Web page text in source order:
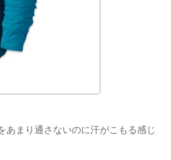
あまり通さないのに汗がこもる感じ